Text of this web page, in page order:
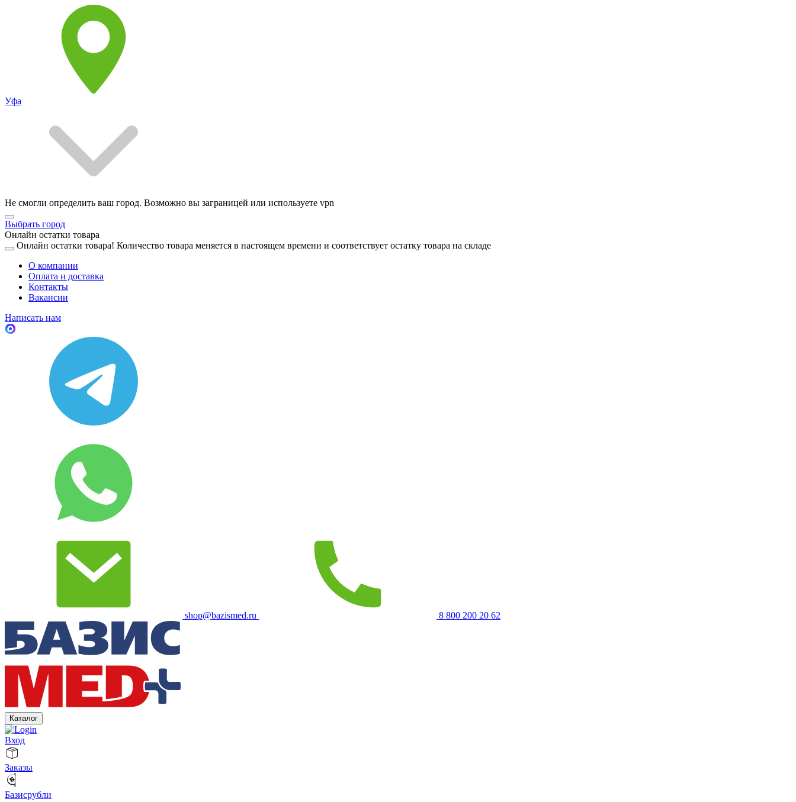
Уфа
Не смогли определить ваш город. Возможно вы заграницей или используете vpn
Выбрать город
Онлайн остатки товара
Онлайн остатки товара! Количество товара меняется в настоящем времени и соответствует остатку товара на складе
О компании
Оплата и доставка
Контакты
Вакансии
Написать нам
shop@bazismed.ru 8 800 200 20 62
Каталог
Вход
Заказы
Базисрубли